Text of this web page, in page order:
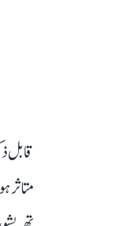
قابل
متاثر